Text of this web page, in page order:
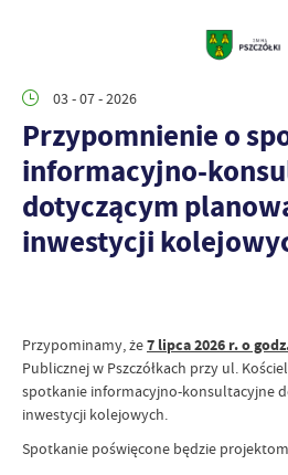
03 - 07 - 2026
Przypomnienie o
informacyjno-
dotyczącym
inwestycji
Przypominamy, że7 lipca 2026 r. o
Publicznej w Pszczółkach przy ul.
spotkanie informacyjno-konsultacyjne
inwestycji kolejowych.
Spotkanie poświęcone będzie